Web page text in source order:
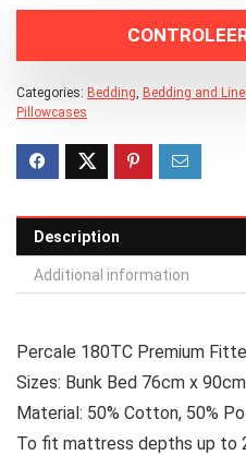
Categories: Bedding Bedding and
Pillowcases
Description
Additional information
Percale 180TC Premium
Sizes: Bunk Bed 76cm x
Material: 50% Cotton, 50%
To fit mattress depths up to